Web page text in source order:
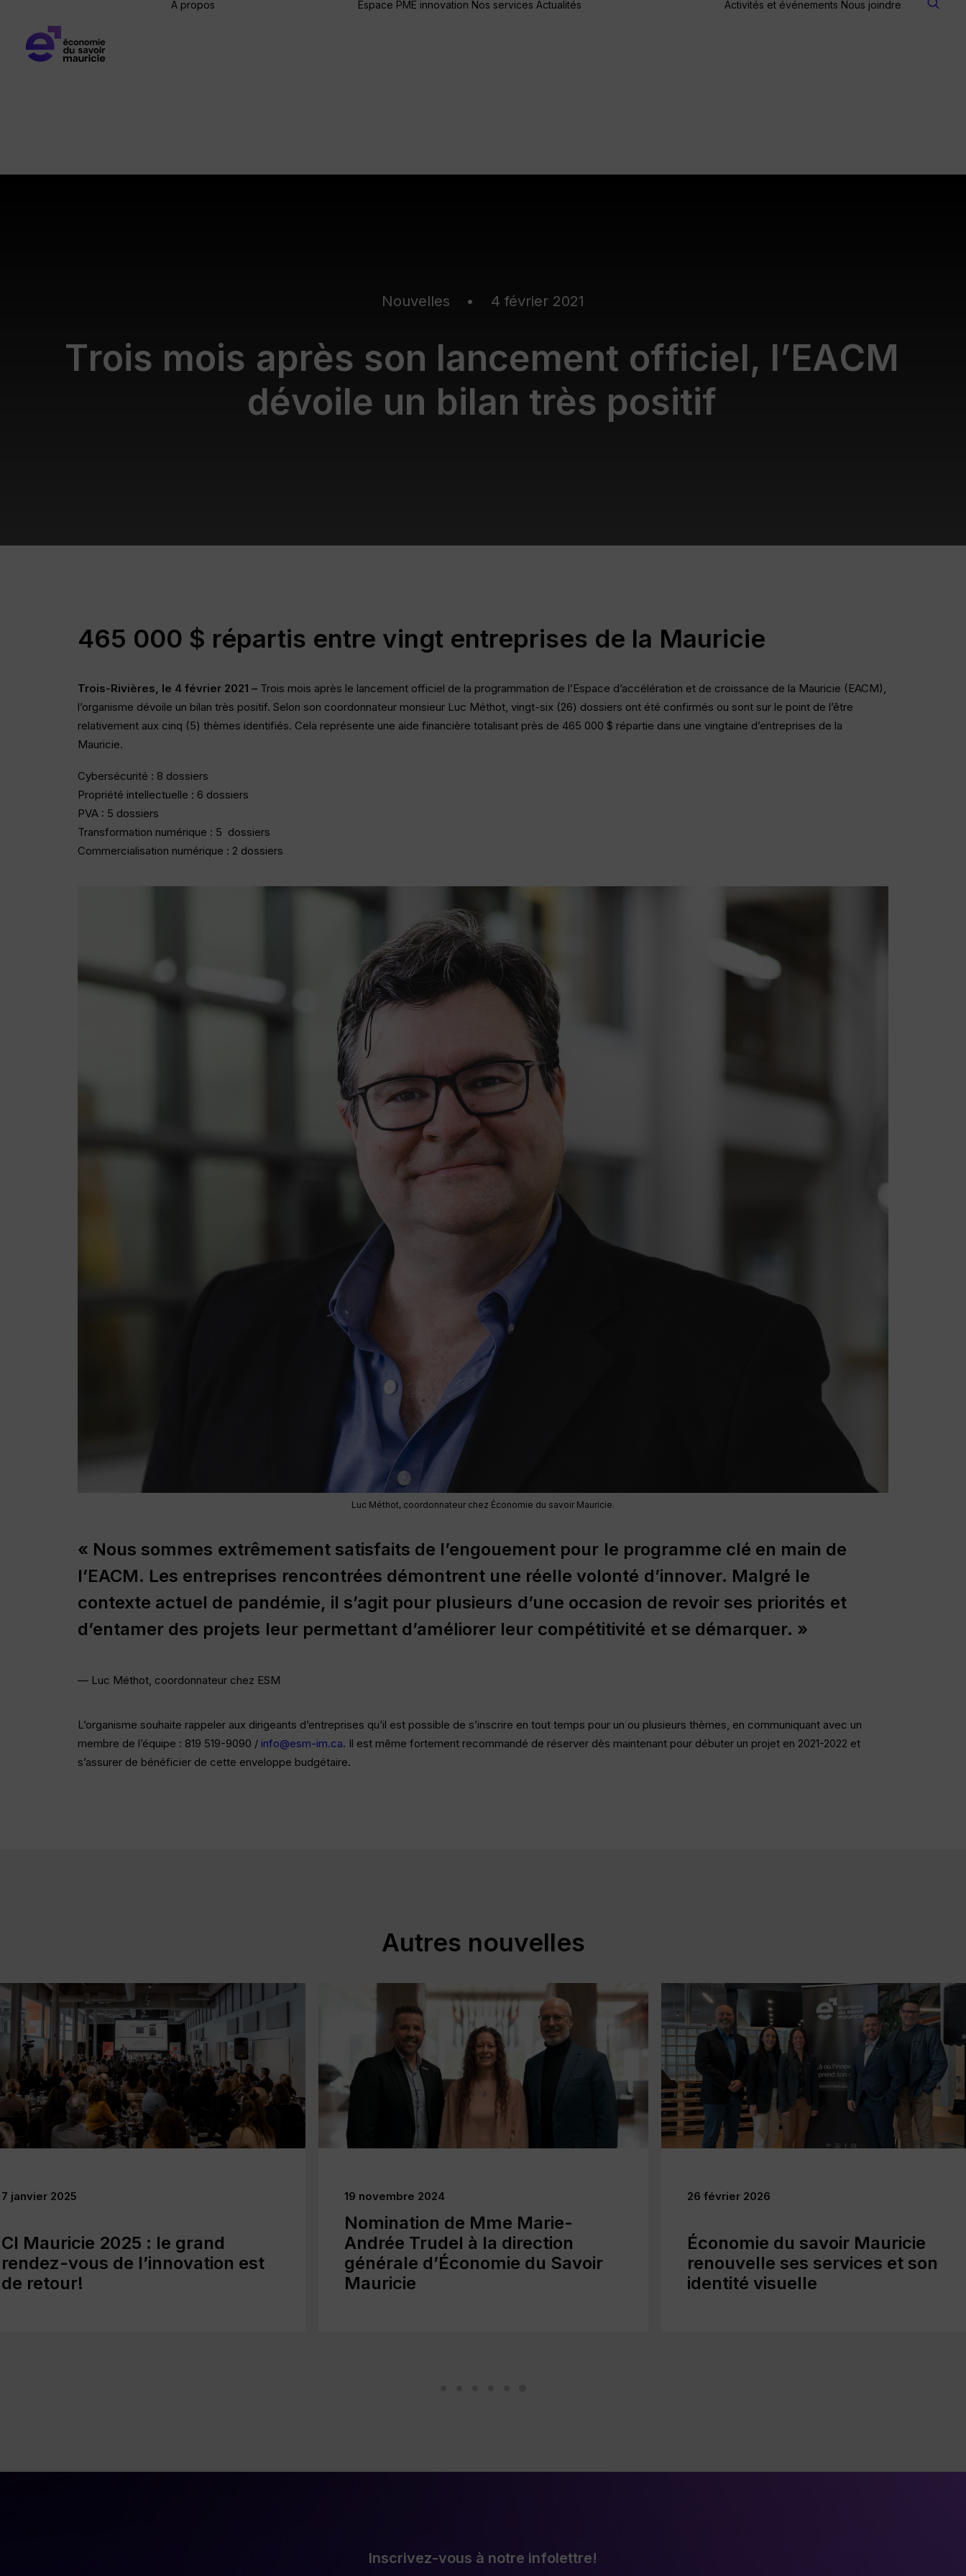
À propos Espace PME innovation Nos services Actualités Activités et événements Nous joindre
Nouvelles • 4 février 2021
Trois mois après son lancement officiel, l’EACM
dévoile un bilan très positif
465 000 $ répartis entre vingt entreprises de la Mauricie
Trois-Rivières, le 4 février 2021 – Trois mois après le lancement officiel de la programmation de l’Espace d’accélération et de croissance de la Mauricie (EACM),
l’organisme dévoile un bilan très positif. Selon son coordonnateur monsieur Luc Méthot, vingt-six (26) dossiers ont été confirmés ou sont sur le point de l’être
relativement aux cinq (5) thèmes identifiés. Cela représente une aide financière totalisant près de 465 000 $ répartie dans une vingtaine d’entreprises de la
Mauricie.
Cybersécurité : 8 dossiers
Propriété intellectuelle : 6 dossiers
PVA : 5 dossiers
Transformation numérique : 5 dossiers
Commercialisation numérique : 2 dossiers
Luc Méthot, coordonnateur chez Économie du savoir Mauricie.
« Nous sommes extrêmement satisfaits de l’engouement pour le programme clé en main de
l’EACM. Les entreprises rencontrées démontrent une réelle volonté d’innover. Malgré le
contexte actuel de pandémie, il s’agit pour plusieurs d’une occasion de revoir ses priorités et
d’entamer des projets leur permettant d’améliorer leur compétitivité et se démarquer. »
— Luc Méthot, coordonnateur chez ESM
L’organisme souhaite rappeler aux dirigeants d’entreprises qu’il est possible de s’inscrire en tout temps pour un ou plusieurs thèmes, en communiquant avec un
membre de l’équipe : 819 519-9090 / info@esm-im.ca. Il est même fortement recommandé de réserver dès maintenant pour débuter un projet en 2021-2022 et
s’assurer de bénéficier de cette enveloppe budgétaire.
Autres nouvelles
19 novembre 2024
Andrée Trudel à la direction
générale d’Économie du Savoir
Mauricie
26 février 2026
Économie du savoir Mauricie
renouvelle ses services et son
identité visuelle
18 novembre 2025
Plus de 3,4 M$ en projets
innovants réalisés avec
Économie du savoir Mauricie
Inscrivez-vous à notre infolettre!